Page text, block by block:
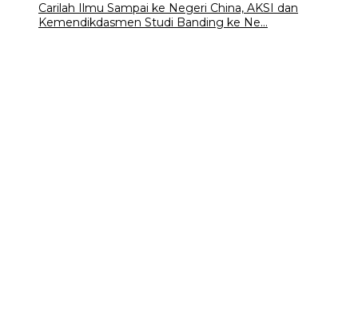
Carilah Ilmu Sampai ke Negeri China, AKSI dan
Kemendikdasmen Studi Banding ke Ne…